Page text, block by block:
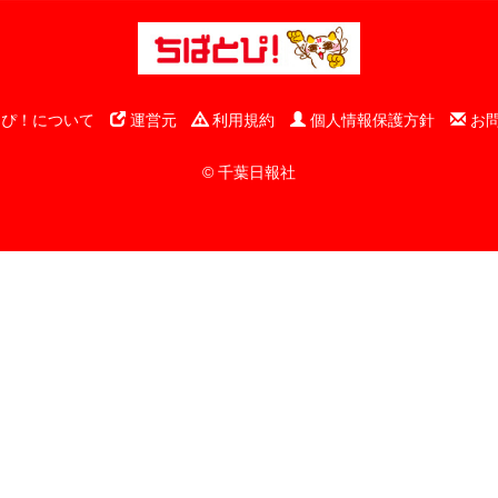
！について 運営元 利用規約 個人情報保護方針 お
© 千葉日報社